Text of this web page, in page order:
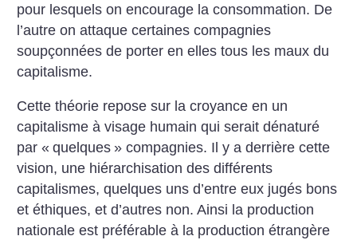
pour lesquels on encourage la consommation. De
l’autre on attaque certaines compagnies
soupçonnées de porter en elles tous les maux du
capitalisme.
Cette théorie repose sur la croyance en un
capitalisme à visage humain qui serait dénaturé
par « quelques » compagnies. Il y a derrière cette
vision, une hiérarchisation des différents
capitalismes, quelques uns d’entre eux jugés bons
et éthiques, et d’autres non. Ainsi la production
nationale est préférable à la production étrangère